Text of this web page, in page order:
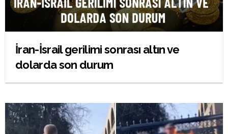
İran-İsrail gerilimi sonrası altın ve
dolarda son durum